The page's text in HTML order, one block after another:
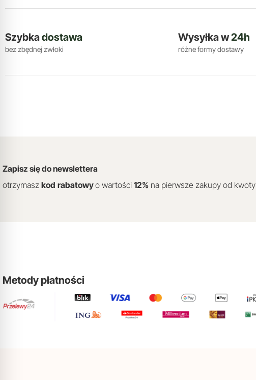
Szybkadostawa
bez zbędnej zwłoki
Wysyłka w24h
różne formy dostawy
Zapisz się do newslettera
otrzymasz kod rabatowyo wartości 12% na pierwsze zakupy od kwoty
Metody płatności